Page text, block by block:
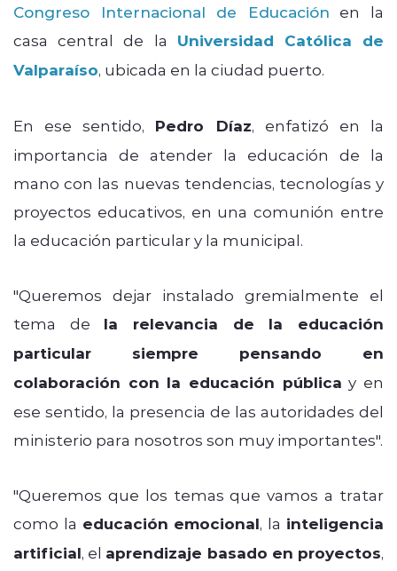
Congreso Internacional de Educación en la
casa central de la Universidad Católica de
Valparaíso, ubicada en la ciudad puerto.
En ese sentido, Pedro Díaz, enfatizó en la
importancia de atender la educación de la
mano con las nuevas tendencias, tecnologías y
proyectos educativos, en una comunión entre
la educación particular y la municipal.
"Queremos dejar instalado gremialmente el
tema de la relevancia de la educación
particular siempre pensando en
colaboración con la educación pública y en
ese sentido, la presencia de las autoridades del
ministerio para nosotros son muy importantes".
"Queremos que los temas que vamos a tratar
como la educación emocional, la inteligencia
artificial, el aprendizaje basado en proyectos,